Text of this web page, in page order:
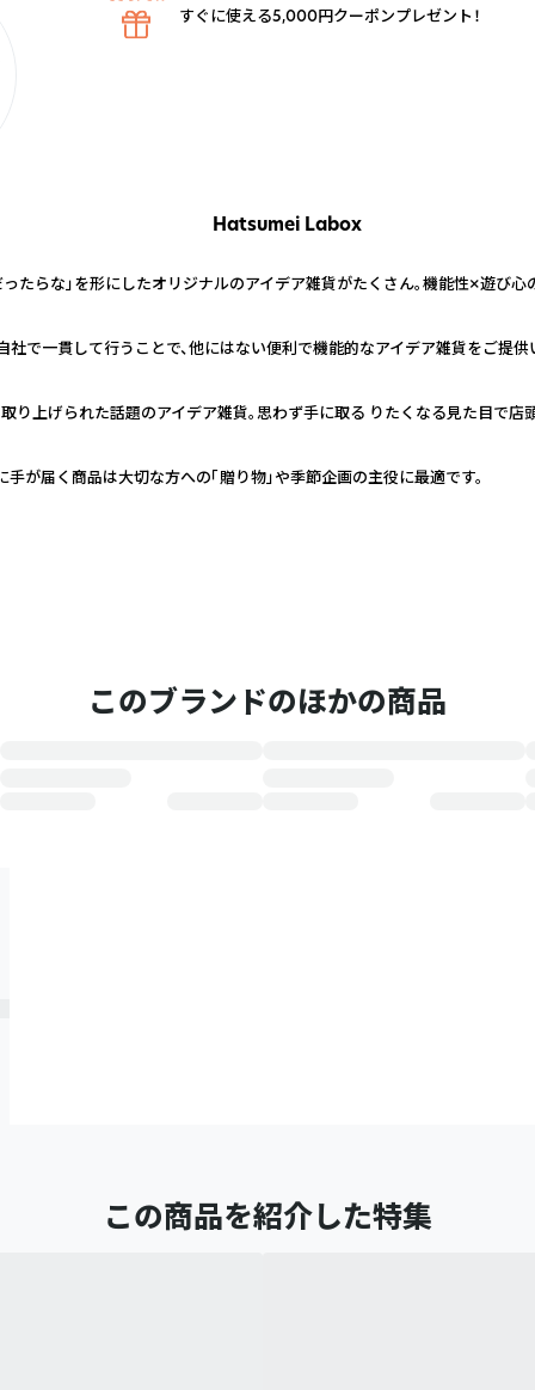
Hatsumei Labox
ったらな」を形にしたオリジナルのアイデア雑貨がたくさん。機能性×遊び
社で一貫して行うことで、他にはない便利で機能的なアイデア雑貨をご提
り上げられた話題のアイデア雑貨。思わず手に取る りたくなる見た目で店
手が届く商品は大切な方への「贈り物」や季節企画の主役に最適です。
このブランドのほかの商品
この商品を紹介した特集
すぐに使える5,000円クーポンプレゼント！